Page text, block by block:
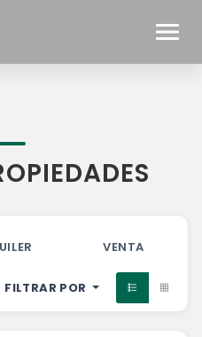
VENTA
FILTRAR POR